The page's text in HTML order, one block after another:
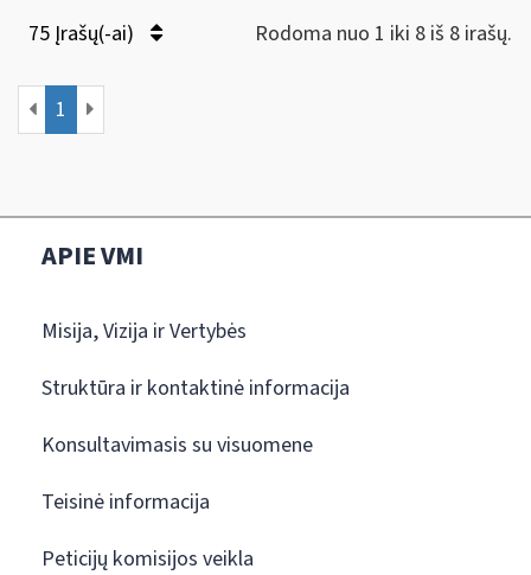
75 Įrašų(-ai) Rodoma nuo 1 iki 8 iš 8 irašų.
1
APIE VMI
Misija, Vizija ir Vertybės
Struktūra ir kontaktinė informacija
Konsultavimasis su visuomene
Teisinė informacija
Peticijų komisijos veikla